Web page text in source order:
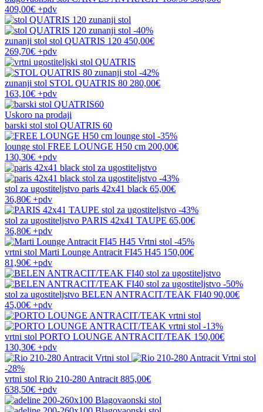
409,00€ +pdv
-40%
zunanji stol stol QUATRIS 120 450,00€
269,70€ +pdv
-42%
zunanji stol STOL QUATRIS 80 280,00€
163,10€ +pdv
Uskoro na prodaji
barski stol stol QUATRIS 60
-35%
lounge stol FREE LOUNGE H50 cm 200,00€
130,30€ +pdv
-43%
stol za ugostiteljstvo paris 42x41 black 65,00€
36,80€ +pdv
-43%
stol za ugostiteljstvo PARIS 42x41 TAUPE 65,00€
36,80€ +pdv
-45%
vrtni stol Marti Lounge Antracit FI45 H45 150,00€
81,90€ +pdv
-50%
stol za ugostiteljstvo BELEN ANTRACIT/TEAK FI40 90,00€
45,00€ +pdv
-13%
vrtni stol PORTO LOUNGE ANTRACIT/TEAK 150,00€
130,30€ +pdv
-28%
vrtni stol Rio 210-280 Antracit 885,00€
638,50€ +pdv